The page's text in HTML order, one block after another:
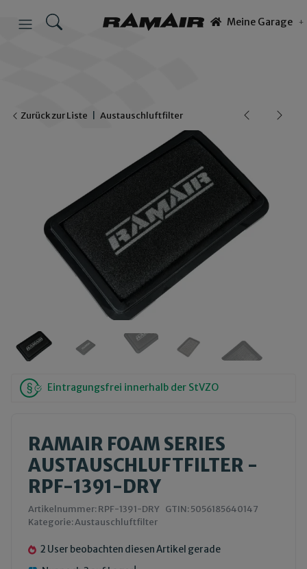
Meine Garage
Zurück zur Liste Austauschluftfilter
Eintragungsfrei innerhalb der StVZO
RAMAIR FOAM SERIES
AUSTAUSCHLUFTFILTER -
RPF-1391-DRY
Artikelnummer:RPF-1391-DRY GTIN:5056185640147
Kategorie:Austauschluftfilter
2 User beobachten diesen Artikel gerade